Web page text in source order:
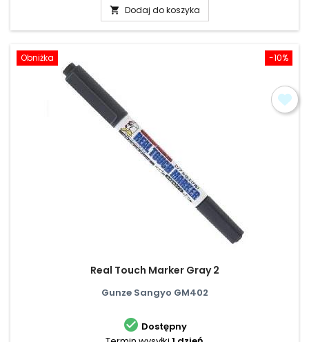
 Dodaj do koszyka
-10%
Obniżka
Real Touch Marker Gray 2
Gunze Sangyo GM402
 Dostępny